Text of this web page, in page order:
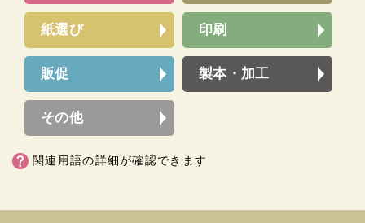
紙選び 印刷
販促 製本・加工
その他
関連用語の詳細が確認できます